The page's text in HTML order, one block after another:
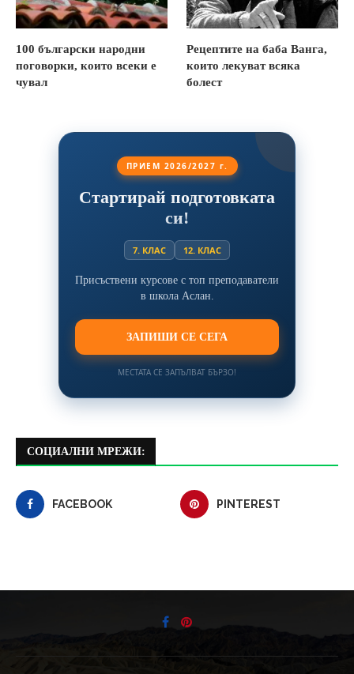
100 български народни
поговорки, които всеки е
чувал
Рецептите на баба Ванга,
които лекуват всяка
болест
ПРИЕМ 2026/2027 г.
Стартирай подготовката
си!
7. КЛАС 12. КЛАС
Присъствени курсове с топ преподаватели
в школа Аслан.
ЗАПИШИ СЕ СЕГА
МЕСТАТА СЕ ЗАПЪЛВАТ БЪРЗО!
СОЦИАЛНИ МРЕЖИ:
FACEBOOK PINTEREST